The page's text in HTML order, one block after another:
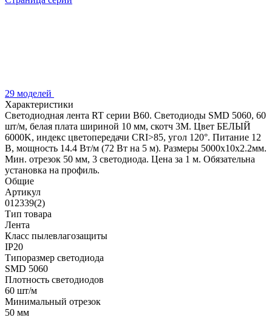
29 моделей
Характеристики
Светодиодная лента RT серии B60. Светодиоды SMD 5060, 60
шт/м, белая плата шириной 10 мм, скотч 3M. Цвет БЕЛЫЙ
6000K, индекс цветопередачи CRI>85, угол 120°. Питание 12
В, мощность 14.4 Вт/м (72 Вт на 5 м). Размеры 5000x10x2.2мм.
Мин. отрезок 50 мм, 3 светодиода. Цена за 1 м. Обязательна
установка на профиль.
Общие
Артикул
012339(2)
Тип товара
Лента
Класс пылевлагозащиты
IP20
Типоразмер светодиода
SMD 5060
Плотность светодиодов
60 шт/м
Минимальный отрезок
50 мм